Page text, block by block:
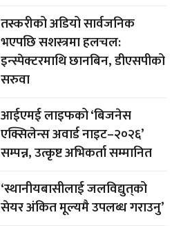
तस्करीको अडियो सार्वजनिक
भएपछि सशस्त्रमा हलचल:
इन्स्पेक्टरमाथि छानबिन, डीएसपीको
सरुवा
आईएमई लाइफको ‘बिजनेस
एक्सिलेन्स अवार्ड नाइट–२०२६’
सम्पन्न, उत्कृष्ट अभिकर्ता सम्मानित
‘स्थानीयबासीलाई जलविद्युत्‌को
सेयर अंकित मूल्यमै उपलब्ध गराउनु’